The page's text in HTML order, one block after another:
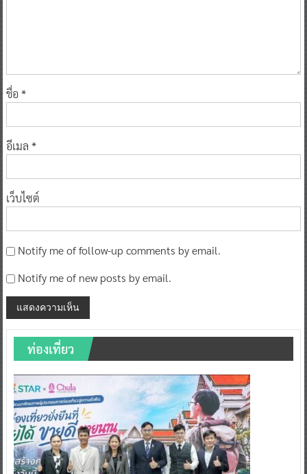
ชื่อ *
อีเมล *
เว็บไซต์
Notify me of follow-up comments by email.
Notify me of new posts by email.
ท่องเที่ยว